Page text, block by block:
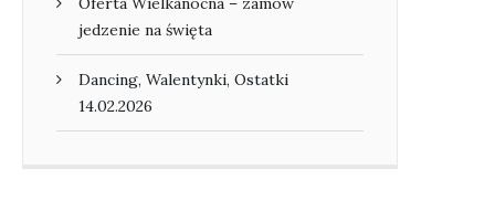
jedzenie na święta
Dancing, Walentynki, Ostatki
14.02.2026